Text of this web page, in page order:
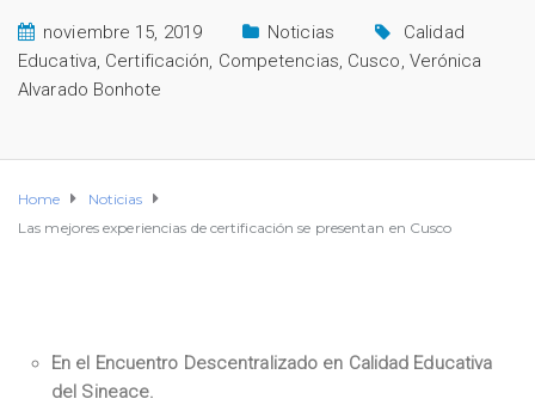
noviembre 15, 2019 Noticias
Calidad
Educativa, Certificación, Competencias, Cusco, Verónica
Alvarado Bonhote
Home
Noticias
Las mejores experiencias de certificación se presentan en Cusco
En el Encuentro Descentralizado en Calidad Educativa
del Sineace.